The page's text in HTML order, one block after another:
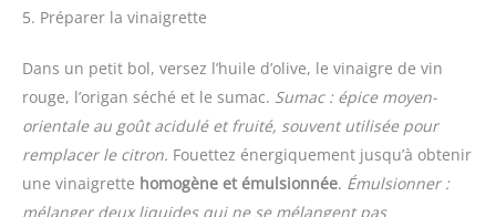
5. Préparer la vinaigrette
Dans un petit bol, versez l’huile d’olive, le vinaigre de vin
rouge, l’origan séché et le sumac. Sumac : épice moyen-
orientale au goût acidulé et fruité, souvent utilisée pour
remplacer le citron. Fouettez énergiquement jusqu’à obtenir
une vinaigrette homogène et émulsionnée. Émulsionner :
mélanger deux liquides qui ne se mélangent pas